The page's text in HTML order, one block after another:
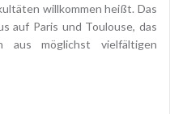
willkommen heißt. Das
auf Paris und Toulouse, das
aus möglichst vielfältigen